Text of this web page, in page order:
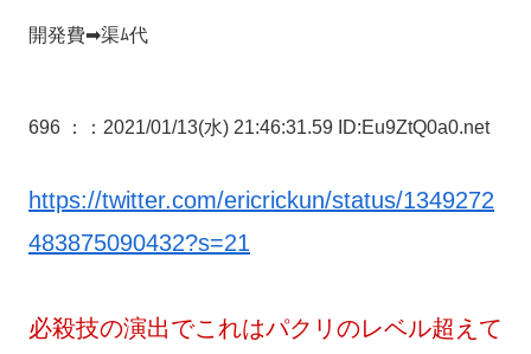
開発費➡渠ﾑ代
696 ： ：2021/01/13(水) 21:46:31.59 ID:Eu9ZtQ0a0.net
https://twitter.com/ericrickun/status/1349272
483875090432?s=21
必殺技の演出でこれはパクリのレベル超えて